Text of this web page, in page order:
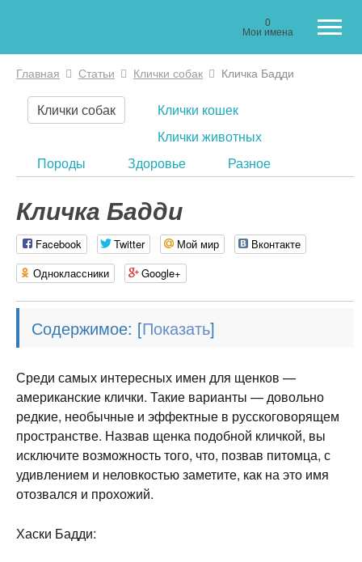
0
Мои имена
Вы здесь
Главная Статьи Клички собак Кличка Бадди
Клички собак
Клички кошек
Клички животных
Породы
Здоровье Разное
Кличка Бадди
Facebook Twitter Мой мир
Вконтакте
Одноклассники
Google+
Содержимое: [ ]
Среди самых интересных имен для щенков —
американские клички. Такие варианты — довольно
редкие, необычные и эффектные в русскоговорящем
пространстве. Назвав щенка подобной кличкой, вы
исключите возможность того, что, позвав питомца, с
удивлением и неловкостью заметите, как на это имя
отозвался и прохожий.
Хаски Бадди: